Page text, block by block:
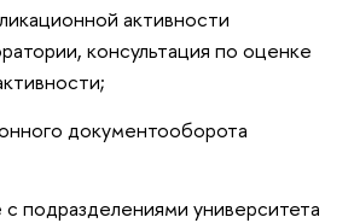
активности
консультация по оценке
документооборота
с подразделениями университета